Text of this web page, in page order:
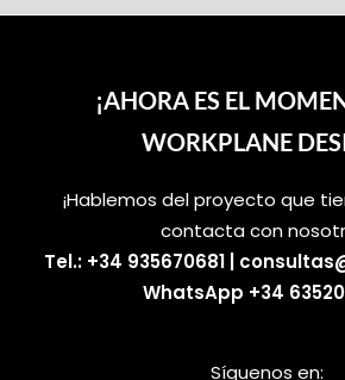
¡AHORA ES EL
WORKPLANE
¡Hablemos del proyecto que
contacta con
Tel.: +34 935670681|
WhatsApp +34
Síguenos en: